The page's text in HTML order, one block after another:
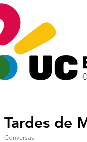
Tardes de
Conversas